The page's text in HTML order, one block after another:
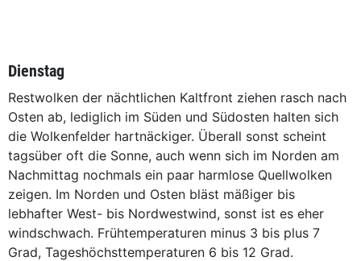
Dienstag
Restwolken der nächtlichen Kaltfront ziehen rasch nach
Osten ab, lediglich im Süden und Südosten halten sich
die Wolkenfelder hartnäckiger. Überall sonst scheint
tagsüber oft die Sonne, auch wenn sich im Norden am
Nachmittag nochmals ein paar harmlose Quellwolken
zeigen. Im Norden und Osten bläst mäßiger bis
lebhafter West- bis Nordwestwind, sonst ist es eher
windschwach. Frühtemperaturen minus 3 bis plus 7
Grad, Tageshöchsttemperaturen 6 bis 12 Grad.